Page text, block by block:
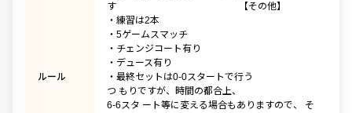
ルール
す 【その他】
・練習は2本
・5ゲームスマッチ
・チェンジコート有り
・デュース有り
・最終セットは0-0スタートで行う
つ もりですが、時間の都合上、
6-6スタ ート等に変える場合もありますので、 そ